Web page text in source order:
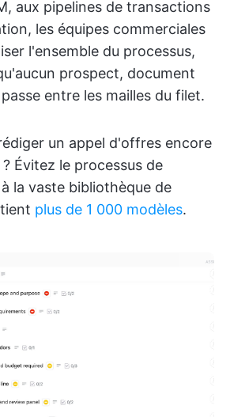
aux pipelines de transactions
les équipes commerciales
l'ensemble du processus,
prospect, document
entre les mailles du filet.
un appel d'offres encore
Évitez le processus de
la vaste bibliothèque de
plus de 1 000 modèles.